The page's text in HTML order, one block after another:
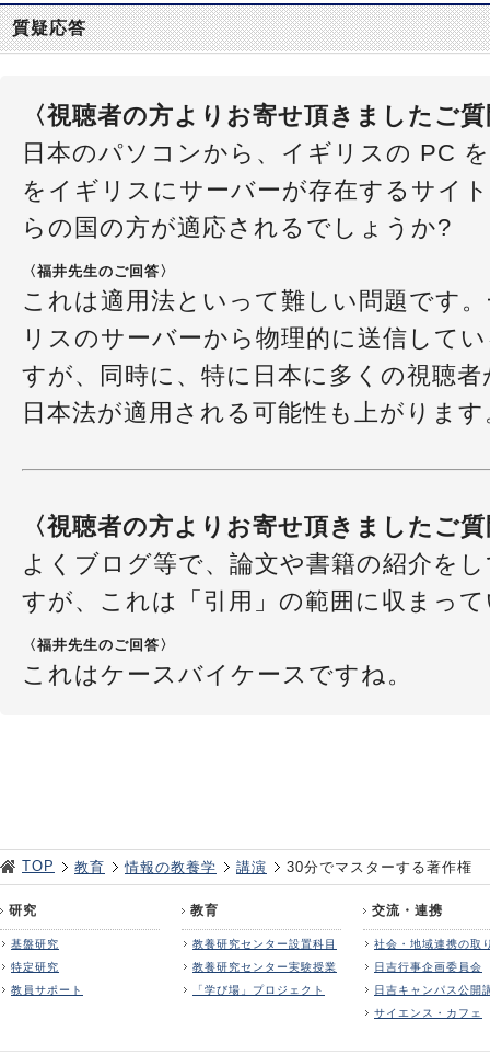
質疑応答
〈視聴者の方よりお寄せ頂きましたご
日本のパソコンから、イギリスの PC
をイギリスにサーバーが存在するサイ
らの国の方が適応されるでしょうか?
〈福井先生のご回答〉
これは適用法といって難しい問題です
リスのサーバーから物理的に送信して
すが、同時に、特に日本に多くの視聴
日本法が適用される可能性も上がります
〈視聴者の方よりお寄せ頂きましたご
よくブログ等で、論文や書籍の紹介を
すが、これは「引用」の範囲に収まっ
〈福井先生のご回答〉
これはケースバイケースですね。
TOP 教育 情報の教養学 講演 30分でマスターする著作権
研究
基盤研究
特定研究
教員サポート
教育
教養研究センター設置科目
教養研究センター実験授業
「学び場」プロジェクト
交流・連携
社会・地域連携の取
日吉行事企画委員会
日吉キャンパス公開
サイエンス・カフェ